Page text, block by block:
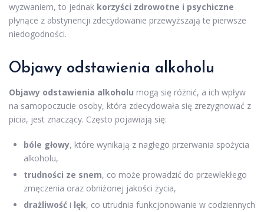
wyzwaniem, to jednak korzyści zdrowotne i psychiczne
płynące z abstynencji zdecydowanie przewyższają te pierwsze
niedogodności.
Objawy odstawienia alkoholu
Objawy odstawienia alkoholu mogą się różnić, a ich wpływ
na samopoczucie osoby, która zdecydowała się zrezygnować z
picia, jest znaczący. Często pojawiają się:
bóle głowy, które wynikają z nagłego przerwania spożycia
alkoholu,
trudności ze snem, co może prowadzić do przewlekłego
zmęczenia oraz obniżonej jakości życia,
drażliwość i lęk, co utrudnia funkcjonowanie w codziennych